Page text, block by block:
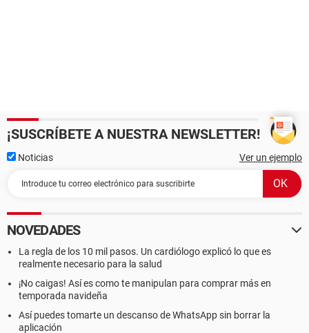
¡SUSCRÍBETE A NUESTRA NEWSLETTER!
Noticias Ver un ejemplo
NOVEDADES
La regla de los 10 mil pasos. Un cardiólogo explicó lo que es
realmente necesario para la salud
¡No caigas! Así es como te manipulan para comprar más en
temporada navideña
Así puedes tomarte un descanso de WhatsApp sin borrar la
aplicación